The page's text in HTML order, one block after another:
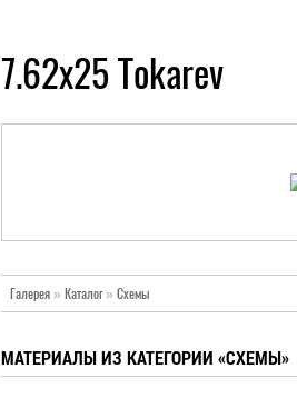
7.62x25 Tokarev
Галерея» Каталог» Схемы
МАТЕРИАЛЫ ИЗ КАТЕГОРИИ «СХЕМЫ»